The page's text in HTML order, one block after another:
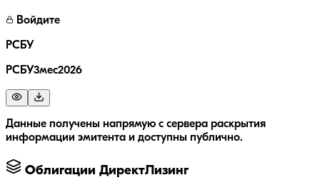
Войдите
РСБУ
РСБУ3мес2026
Данные получены напрямую с сервера раскрытия
информации эмитента и доступны публично.
Облигации ДиректЛизинг